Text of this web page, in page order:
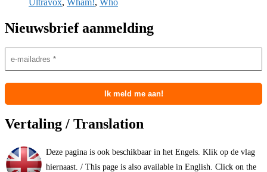
Nieuwsbrief aanmelding
Vertaling / Translation
Deze pagina is ook beschikbaar in het Engels. Klik op de vlag
hiernaast. / This page is also available in English. Click on the